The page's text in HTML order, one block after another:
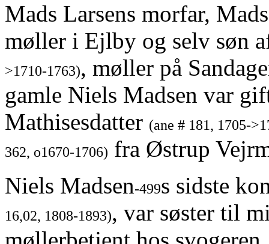
Mads Larsens morfar,
møller i Ejlby og selv søn
>1710-1763), møller på
gamle Niels Madsen var
Mathisesdatter (ane # 181, 1705-
362, o1670-1706) fra Østrup
Niels Madsen-499s sidste
16,02, 1808-1893), var søster til